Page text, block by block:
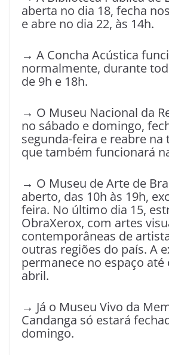
aberta no dia 18, fecha
e abre no dia 22, às 14h.
→ A Concha Acústica
normalmente, durante
de 9h e 18h.
→ O Museu Nacional da
no sábado e domingo,
segunda-feira e reabre na
que também funcionará
→ O Museu de Arte de
aberto, das 10h às 19h,
feira. No último dia 15,
ObraXerox, com artes
contemporâneas de
outras regiões do país. A
permanece no espaço até
abril.
→ Já o Museu Vivo da
Candanga só estará
domingo.